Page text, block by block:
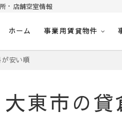
・店舗空室情報
貸事務所・空室一覧
ホーム 事業用賃貸物件
安い順
大東市の